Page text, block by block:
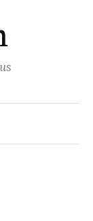
Suchen